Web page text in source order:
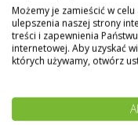
Grzejniki typu CV
dolne otwory
wewnętrznym) w
Możemy je zamieścić w
ulepszenia naszej strony
treści i zapewnienia
internetowej. Aby uzyskać
których używamy, otwórz